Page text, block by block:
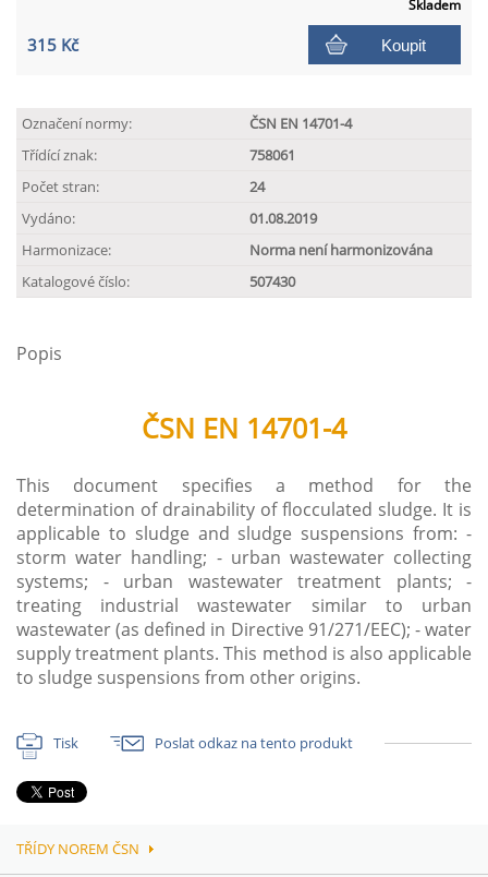
Skladem
315 Kč Koupit
Označení normy:
ČSN EN 14701-4
Třídící znak:
758061
Počet stran:
24
Vydáno:
01.08.2019
Harmonizace:
Norma není harmonizována
Katalogové číslo:
507430
Popis
ČSN EN 14701-4
This document specifies a method for the
determination of drainability of flocculated sludge. It is
applicable to sludge and sludge suspensions from: -
storm water handling; - urban wastewater collecting
systems; - urban wastewater treatment plants; -
treating industrial wastewater similar to urban
wastewater (as defined in Directive 91/271/EEC); - water
supply treatment plants. This method is also applicable
to sludge suspensions from other origins.
Tisk Poslat odkaz na tento produkt
TŘÍDY NOREM ČSN